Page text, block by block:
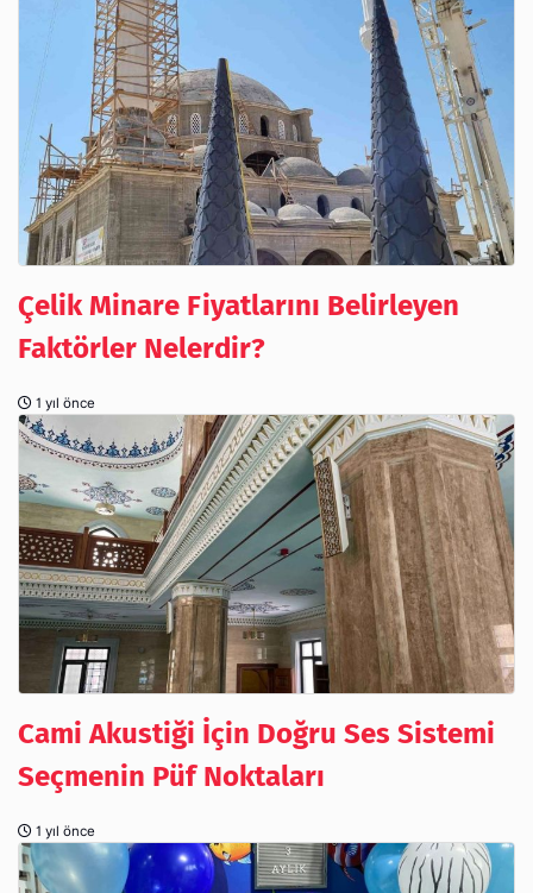
Çelik Minare Fiyatlarını Belirleyen
Faktörler Nelerdir?
1 yıl önce
Cami Akustiği İçin Doğru Ses Sistemi
Seçmenin Püf Noktaları
1 yıl önce